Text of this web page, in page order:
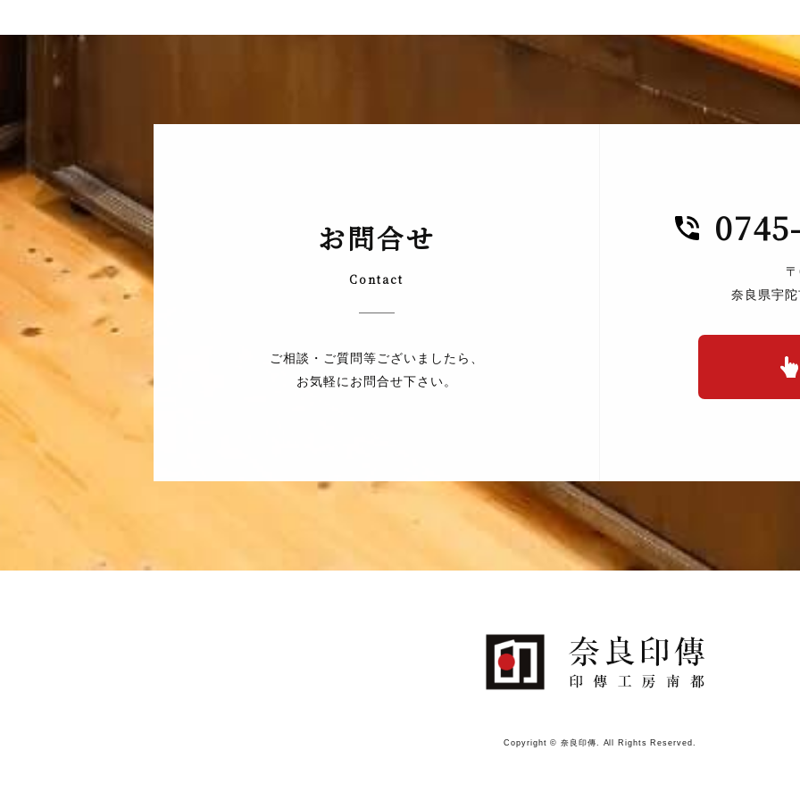
お問合せ
Contact
ご相談・ご質問等ございましたら、
お気軽にお問合せ下さい。
奈良県宇
Copyright © 奈良印傳. All Rights Reserved.